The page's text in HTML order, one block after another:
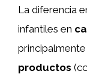
La diferencia
infantiles en
productos